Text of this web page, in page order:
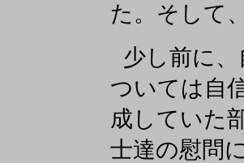
た。そして
少し前に
ついては自
成していた
士達の慰問